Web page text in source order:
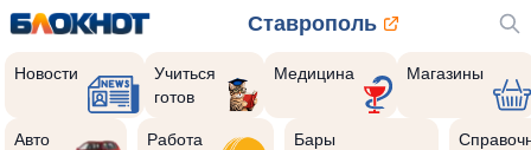
Ставрополь
Новости
Учиться
готов
Медицина Магазины
Авто Работа
Бары